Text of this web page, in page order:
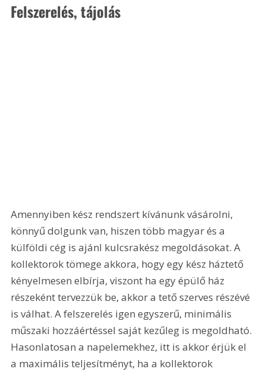
Felszerelés, tájolás
Amennyiben kész rendszert kívánunk vásárolni,
könnyű dolgunk van, hiszen több magyar és a
külföldi cég is ajánl kulcsrakész megoldásokat. A
kollektorok tömege akkora, hogy egy kész háztető
kényelmesen elbírja, viszont ha egy épülő ház
részeként tervezzük be, akkor a tető szerves részévé
is válhat. A felszerelés igen egyszerű, minimális
műszaki hozzáértéssel saját kezűleg is megoldható.
Hasonlatosan a napelemekhez, itt is akkor érjük el
a maximális teljesítményt, ha a kollektorok